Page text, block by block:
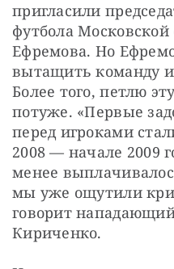
пригласили
футбола Московской
Ефремова. Но
вытащить команду
Более того, петлю
потуже. «Первые
перед игроками
2008 — начале 2009
менее
мы уже ощутили
говорит
Кириченко.